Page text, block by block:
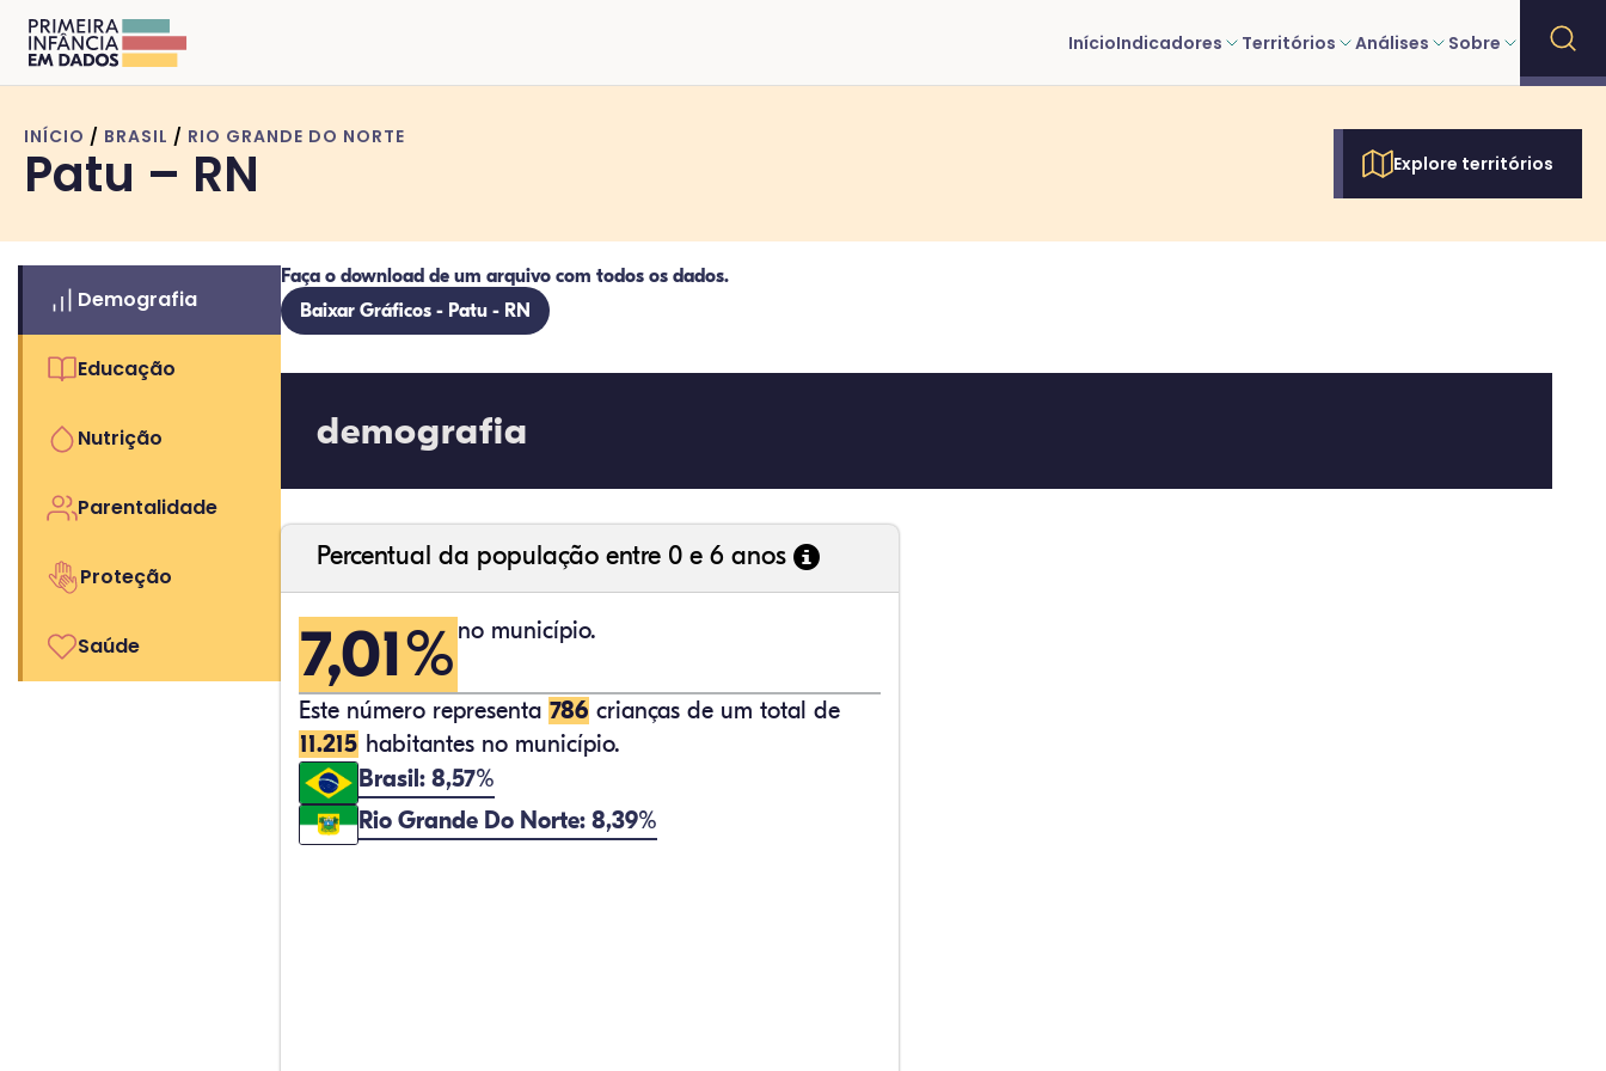
InícioIndicadores Territórios Análises Sobre
INÍCIO / BRASIL / RIO GRANDE DO NORTE
Patu – RN Explore territórios
Demografia
Educação
Nutrição
Parentalidade
Proteção
Saúde
Faça o download de um arquivo com todos os dados.
Baixar Gráficos - Patu - RN
demografia
Percentual da população entre 0 e 6 anos
7,01% no município.
Este número representa 786 crianças de um total de
11.215 habitantes no município.
Brasil: 8,57%
Rio Grande Do Norte: 8,39%